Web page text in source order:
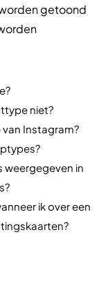
getoond
niet?
Instagram?
weergegeven in
ik over een